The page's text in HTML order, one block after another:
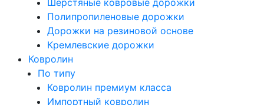
Шерстяные ковровые дорожки
Полипропиленовые дорожки
Дорожки на резиновой основе
Кремлевские дорожки
Ковролин
По типу
Ковролин премиум класса
Импортный ковролин